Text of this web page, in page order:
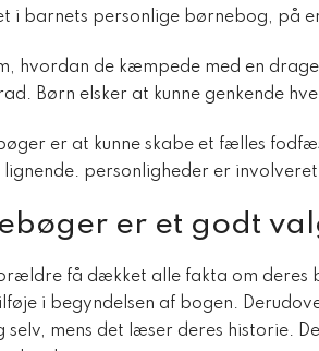
i barnets personlige børnebog, på
hvordan de kæmpede med en
Børn elsker at kunne genkende
er at kunne skabe et fælles
personligheder er
er et godt
få dækket alle fakta om
i begyndelsen af ​​bogen.
mens det læser deres historie.